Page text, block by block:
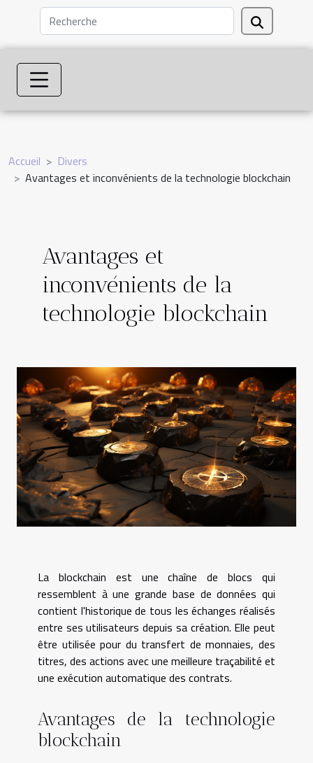
Accueil
Divers
Avantages et inconvénients de la technologie blockchain
Avantages et
inconvénients de la
technologie blockchain
La blockchain est une chaîne de blocs qui
ressemblent à une grande base de données qui
contient l'historique de tous les échanges réalisés
entre ses utilisateurs depuis sa création. Elle peut
être utilisée pour du transfert de monnaies, des
titres, des actions avec une meilleure traçabilité et
une exécution automatique des contrats.
Avantages de la technologie
blockchain